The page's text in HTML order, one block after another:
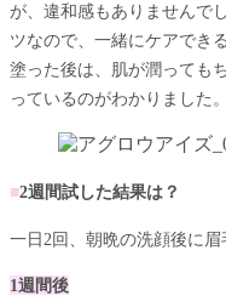
が、違和感もありませんで
ツなので、一緒にケアでき
塗った後は、肌が潤っても
っているのがわかりました
■2週間試した結果は？
一日2回、朝晩の洗顔後に眉
1週間後